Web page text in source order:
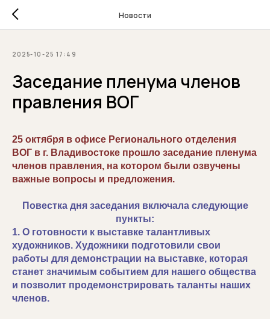
Новости
2025-10-25 17:49
Заседание пленума членов
правления ВОГ
25 октября в офисе Регионального отделения
ВОГ в г. Владивостоке прошло заседание пленума
членов правления, на котором были озвучены
важные вопросы и предложения.
Повестка дня заседания включала следующие
пункты:
1. О готовности к выставке талантливых
художников. Художники подготовили свои
работы для демонстрации на выставке, которая
станет значимым событием для нашего общества
и позволит продемонстрировать таланты наших
членов.